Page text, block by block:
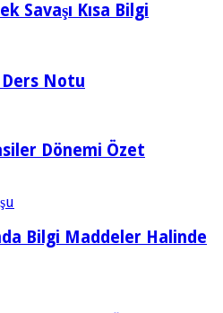
Savaşı Kısa Bilgi
Notu
Dönemi Özet
Bilgi Maddeler Halinde